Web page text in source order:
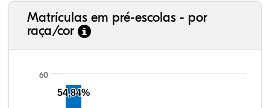
Matrículas em pré-escolas - por
raça/cor
60
54,84%